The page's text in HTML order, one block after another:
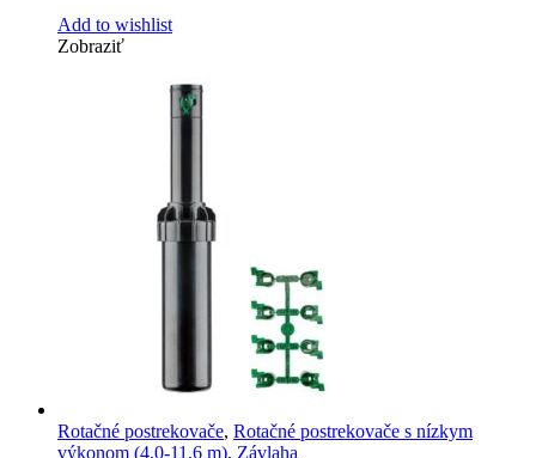
Add to wishlist
Zobraziť
Rotačné postrekovače, Rotačné postrekovače s nízkym
výkonom (4,0-11,6 m), Závlaha